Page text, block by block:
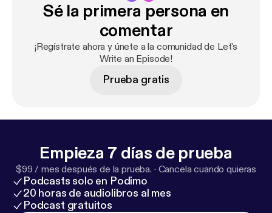
Sé la primera persona en
comentar
¡Regístrate ahora y únete a la comunidad de Let's
Write an Episode!
Prueba gratis
Empieza 7 días de prueba
$99 / mes después de la prueba. · Cancela cuando quieras
Podcasts solo en Podimo
20 horas de audiolibros al mes
Podcast gratuitos